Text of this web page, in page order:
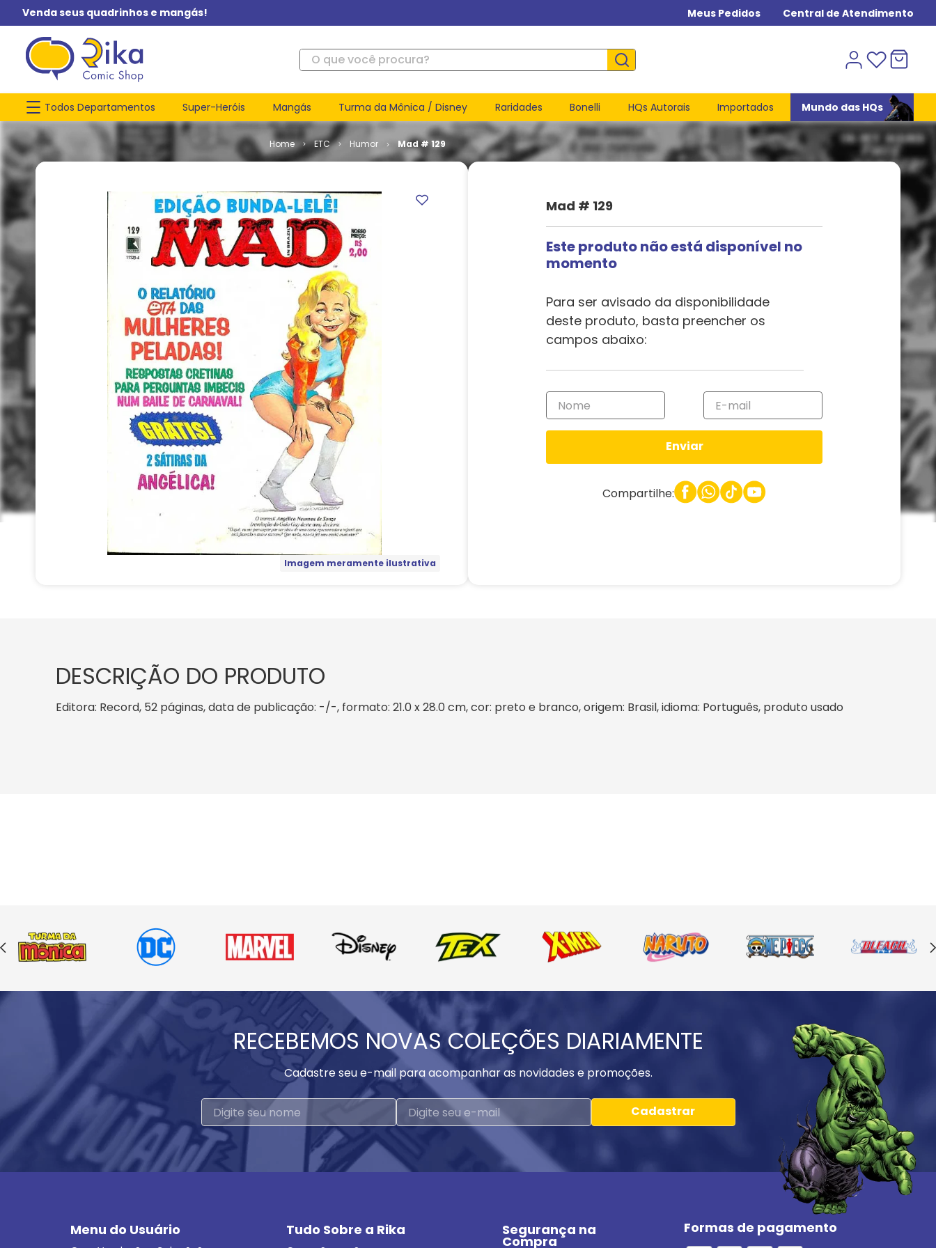
Venda seus quadrinhos e mangás! Meus Pedidos Central de Atendimento
O que você procura?
Todos Departamentos Super-Heróis Mangás Turma da Mônica / Disney Raridades Bonelli HQs Autorais Importados Mundo das HQs
ETC Humor Mad # 129
Imagem meramente ilustrativa
Mad # 129
Este produto não está disponível no
momento
Para ser avisado da disponibilidade
deste produto, basta preencher os
campos abaixo:
Enviar
Compartilhe:
DESCRIÇÃO DO PRODUTO
Editora: Record, 52 páginas, data de publicação: -/-, formato: 21.0 x 28.0 cm, cor: preto e branco, origem: Brasil, idioma: Português, produto usado
RECEBEMOS NOVAS COLEÇÕES DIARIAMENTE
Cadastre seu e-mail para acompanhar as novidades e promoções.
Cadastrar
Menu do Usuário Tudo Sobre a Rika Segurança na
Compra
Formas de pagamento